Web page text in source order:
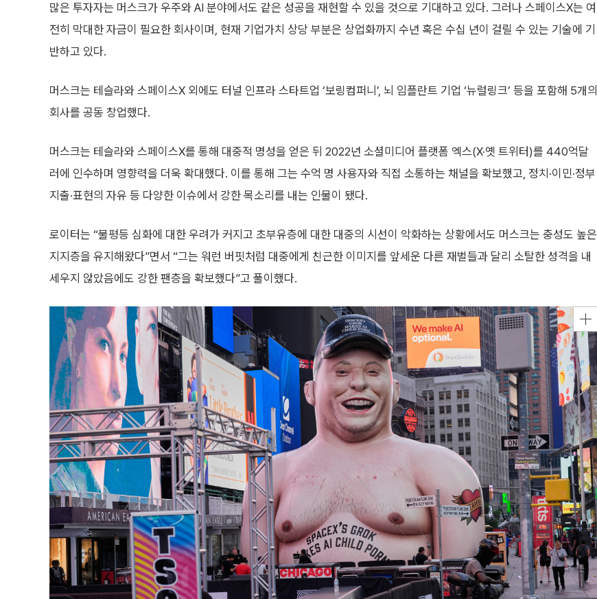
많은 투자자는 머스크가 우주와 AI 분야에서도 같은 성공을 재현할 수 있을 것으로 기대하고 있다. 그러나 스페이스X는 여
전히 막대한 자금이 필요한 회사이며, 현재 기업가치 상당 부분은 상업화까지 수년 혹은 수십 년이 걸릴 수 있는 기술에 기
반하고 있다.
머스크는 테슬라와 스페이스X 외에도 터널 인프라 스타트업 ‘보링컴퍼니’, 뇌 임플란트 기업 ‘뉴럴링크’ 등을 포함해 5개의
회사를 공동 창업했다.
머스크는 테슬라와 스페이스X를 통해 대중적 명성을 얻은 뒤 2022년 소셜미디어 플랫폼 엑스(X·옛 트위터)를 440억달
러에 인수하며 영향력을 더욱 확대했다. 이를 통해 그는 수억 명 사용자와 직접 소통하는 채널을 확보했고, 정치·이민·정부
지출·표현의 자유 등 다양한 이슈에서 강한 목소리를 내는 인물이 됐다.
로이터는 “불평등 심화에 대한 우려가 커지고 초부유층에 대한 대중의 시선이 악화하는 상황에서도 머스크는 충성도 높은
지지층을 유지해왔다”면서 “그는 워런 버핏처럼 대중에게 친근한 이미지를 앞세운 다른 재벌들과 달리 소탈한 성격을 내
세우지 않았음에도 강한 팬층을 확보했다”고 풀이했다.